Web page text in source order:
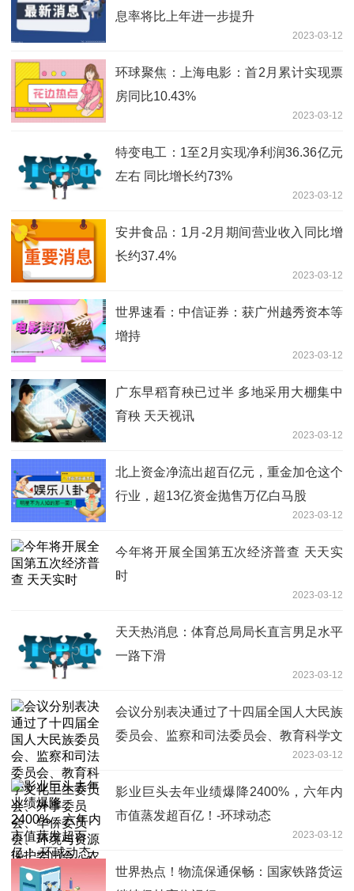
息率将比上年进一步提升
2023-03-12
环球聚焦：上海电影：首2月累计实现票
房同比10.43%
2023-03-12
特变电工：1至2月实现净利润36.36亿元
左右 同比增长约73%
2023-03-12
安井食品：1月-2月期间营业收入同比增
长约37.4%
2023-03-12
世界速看：中信证券：获广州越秀资本等
增持
2023-03-12
广东早稻育秧已过半 多地采用大棚集中
育秧 天天视讯
2023-03-12
北上资金净流出超百亿元，重金加仓这个
行业，超13亿资金抛售万亿白马股
2023-03-12
今年将开展全国第五次经济普查 天天实
时
2023-03-12
天天热消息：体育总局局长直言男足水平
一路下滑
2023-03-12
会议分别表决通过了十四届全国人大民族
委员会、监察和司法委员会、教育科学文
化卫生委员会、外事委员会、华侨委员
会、环境与资源保护委员会、农业与农村
委员会、社会建设委员会组成人员名单_
2023-03-12
影业巨头去年业绩爆降2400%，六年内
市值蒸发超百亿！-环球动态
2023-03-12
世界热点！物流保通保畅：国家铁路货运